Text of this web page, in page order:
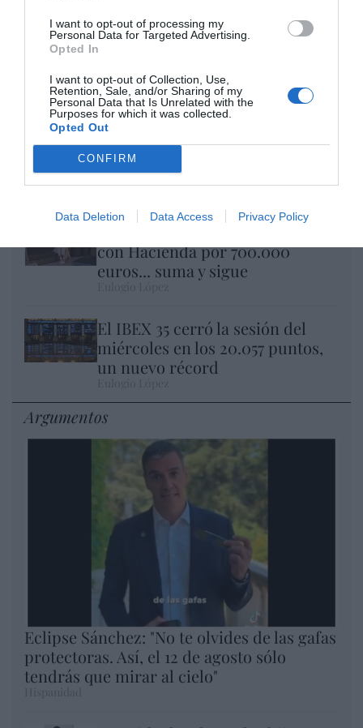
I want to opt-out of processing my
Personal Data for Targeted Advertising.
Opted In
I want to opt-out of Collection, Use,
Retention, Sale, and/or Sharing of my
Personal Data that Is Unrelated with the
Purposes for which it was collected.
Opted Out
CONFIRM
Data Deletion Data Access Privacy Policy
Nokia, Ericsson... Huawei: lo que importan
son las patentes
Eulogio López
con Hacienda por 700.000
euros... suma y sigue
El IBEX 35 cerró la sesión del
miércoles en los 20.057 puntos,
un nuevo récord
Argumentos
Eclipse Sánchez: "No te olvides de las gafas
protectoras. Así, el 12 de agosto sólo
tendrás que mirar al cielo"